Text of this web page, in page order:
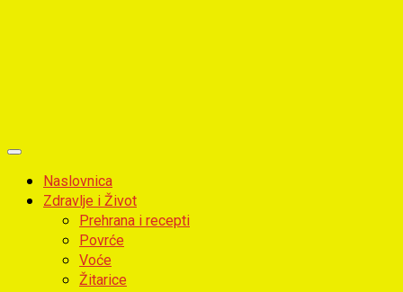
Primary
MenuNaslovnica
Zdravlje i Život
Prehrana i recepti
Povrće
Voće
Žitarice